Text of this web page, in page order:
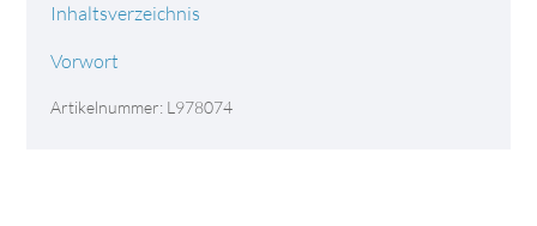
Inhaltsverzeichnis
Vorwort
Artikelnummer: L978074